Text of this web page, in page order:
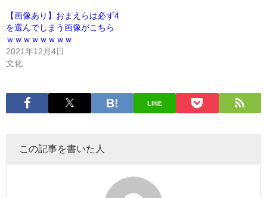
【画像あり】おまえらは必ず4
を選んでしまう画像がこちら
ｗｗｗｗｗｗｗｗ
2021年12月4日
文化
LINE
この記事を書いた人